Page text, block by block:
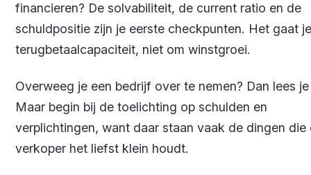
financieren? De solvabiliteit, de current ratio en de
schuldpositie zijn je eerste checkpunten. Het gaat
terugbetaalcapaciteit, niet om winstgroei.
Overweeg je een bedrijf over te nemen? Dan lees
Maar begin bij de toelichting op schulden en
verplichtingen, want daar staan vaak de dingen die
verkoper het liefst klein houdt.